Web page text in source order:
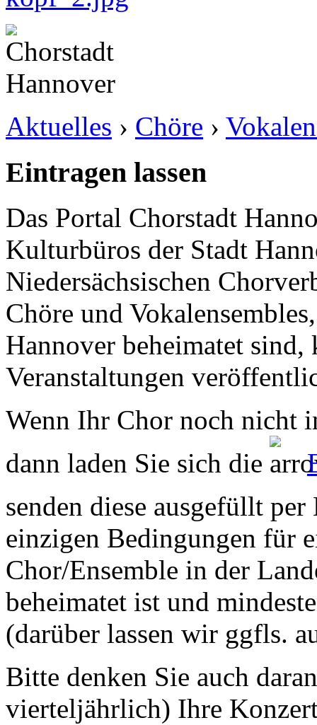
Aktuelles › Chöre ›
Eintragen lassen
Das Portal Chorstadt
Kulturbüros der Stadt
Niedersächsischen
Chöre und
Hannover beheimatet sind,
Veranstaltungen
Wenn Ihr Chor noch nicht
dann laden Sie sich die
senden diese ausgefüllt
einzigen Bedingungen für
Chor/Ensemble in der
beheimatet ist und
(darüber lassen wir ggfls.
Bitte denken Sie auch
vierteljährlich) Ihre